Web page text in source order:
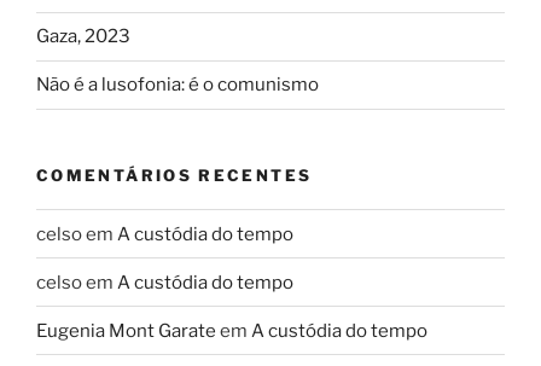
Gaza, 2023
Não é a lusofonia: é o comunismo
COMENTÁRIOS RECENTES
celsoem A custódia do tempo
celsoem A custódia do tempo
Eugenia Mont Garate em A custódia do tempo